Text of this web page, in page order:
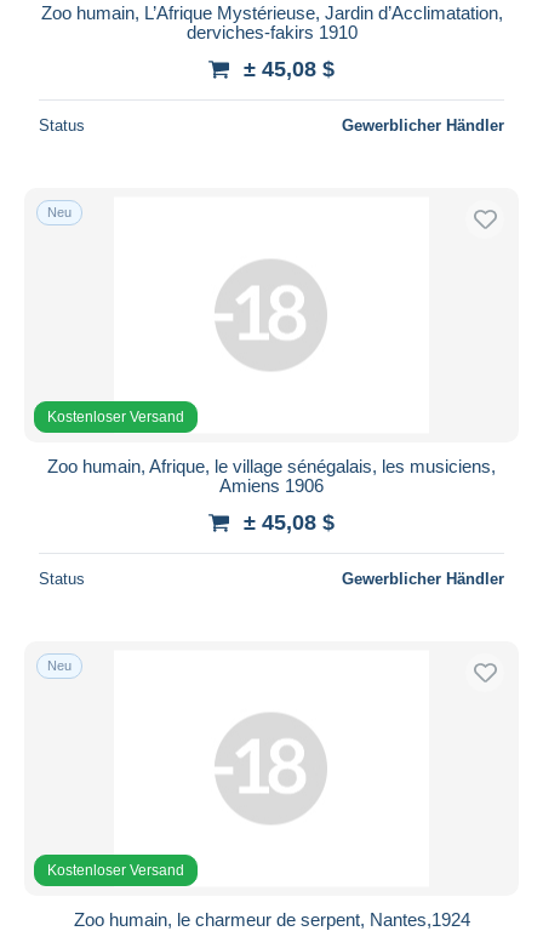
Zoo humain, L’Afrique Mystérieuse, Jardin d’Acclimatation,
derviches-fakirs 1910
± 45,08 $
Status Gewerblicher Händler
Neu
Kostenloser Versand
Zoo humain, Afrique, le village sénégalais, les musiciens,
Amiens 1906
± 45,08 $
Status Gewerblicher Händler
Neu
Kostenloser Versand
Zoo humain, le charmeur de serpent, Nantes,1924